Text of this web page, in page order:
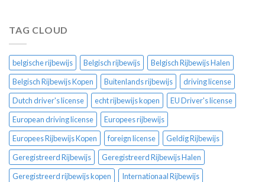
TAG CLOUD
belgische rijbewijs Belgisch rijbewijs
Belgisch Rijbewijs Halen
Belgisch Rijbewijs Kopen
Buitenlands rijbewijs
driving license
Dutch driver's license
echt rijbewijs kopen
EU Driver's license
European driving license
Europees rijbewijs
Europees Rijbewijs Kopen
foreign license
Geldig Rijbewijs
Geregistreerd Rijbewijs
Geregistreerd Rijbewijs Halen
Geregistreerd rijbewijs kopen
Internationaal Rijbewijs